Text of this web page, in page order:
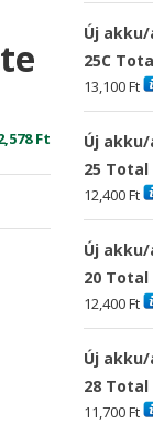
Ft Current
price
Új
25C
13,100Ft
Új
25 Total
12,400Ft
Új
20 Total
12,400Ft
Új
28
11,700Ft